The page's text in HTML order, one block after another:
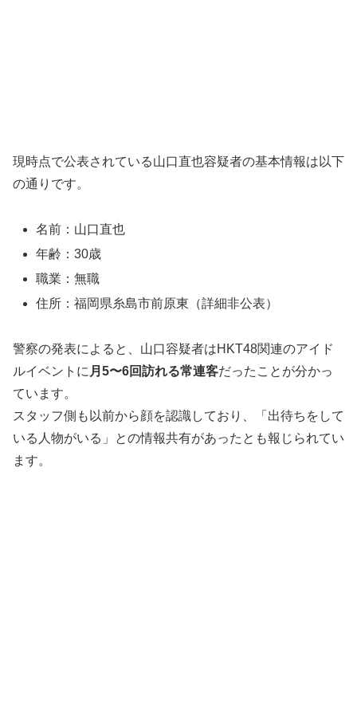
現時点で公表されている山口直也容疑者の基本情報は以下
の通りです。
名前：山口直也
年齢：30歳
職業：無職
住所：福岡県糸島市前原東（詳細非公表）
警察の発表によると、山口容疑者はHKT48関連のアイド
ルイベントに 月5〜6回訪れる常連客だったことが分かっ
ています。
スタッフ側も以前から顔を認識しており、「出待ちをして
いる人物がいる」との情報共有があったとも報じられてい
ます。